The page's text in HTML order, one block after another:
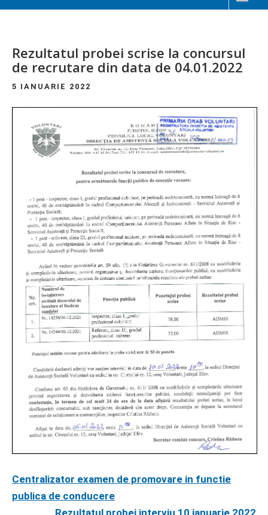
Rezultatul probei scrise la concursul
de recrutare din data de 04.01.2022
5 IANUARIE 2022
Centralizator examen de promovare in functie
publica de conducere
Rezultatul probei interviu 10 ianuarie 2022